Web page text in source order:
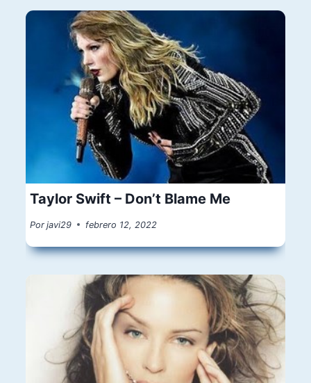
Taylor Swift – Don’t Blame Me
Por javi29 febrero 12, 2022